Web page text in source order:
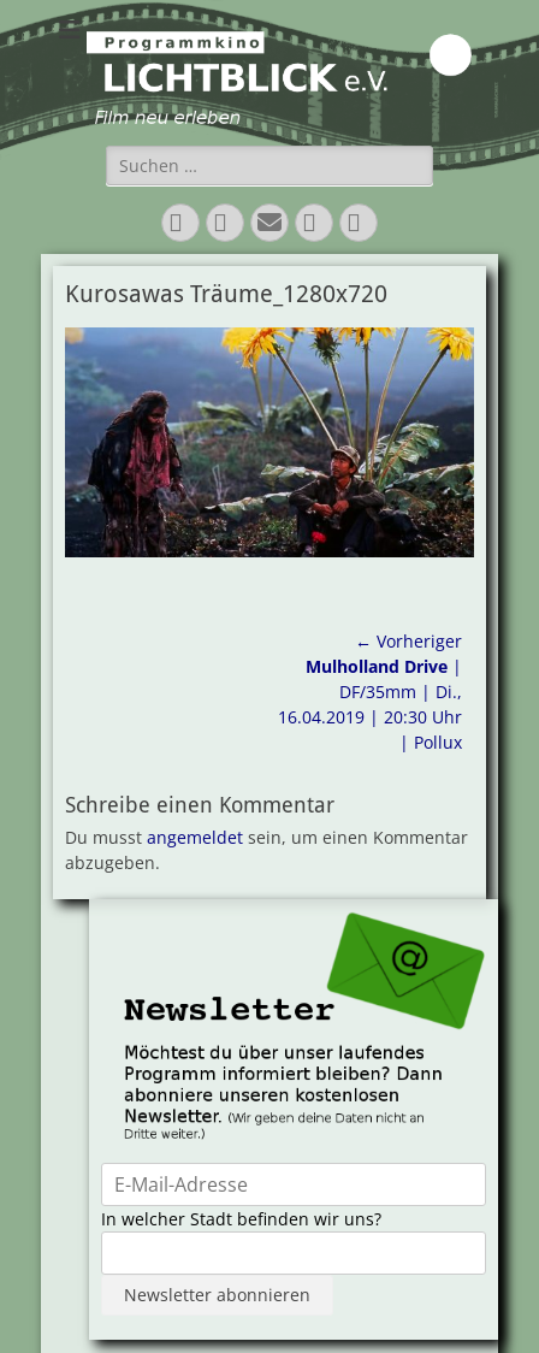
Programmkino
Lichtblick e.V.
Suchen
nach:
Facebook
Twitter
E-
Mail
VimeoInstagram
Kurosawas Träume_1280x720
← Vorheriger
Vorheriger
Mulholland Drive |
DF/35mm | Di.,
16.04.2019 | 20:30 Uhr
| Pollux
Schreibe einen Kommentar
Du musst angemeldet sein, um einen Kommentar
abzugeben.
In welcher Stadt befinden wir uns?